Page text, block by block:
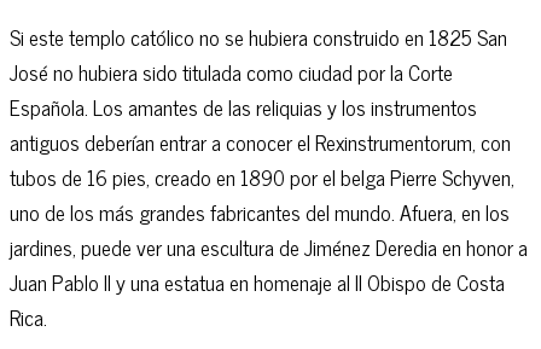
Si este templo católico no se hubiera construido en 1825 San
José no hubiera sido titulada como ciudad por la Corte
Española. Los amantes de las reliquias y los instrumentos
antiguos deberían entrar a conocer el Rexinstrumentorum, con
tubos de 16 pies, creado en 1890 por el belga Pierre Schyven,
uno de los más grandes fabricantes del mundo. Afuera, en los
jardines, puede ver una escultura de Jiménez Deredia en honor a
Juan Pablo II y una estatua en homenaje al II Obispo de Costa
Rica.